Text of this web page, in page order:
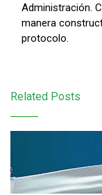
Administración.
manera
protocolo.
Related Posts